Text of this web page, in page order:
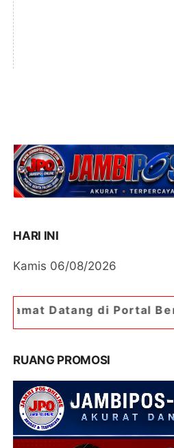
HARI INI
Kamis 06/08/2026
Portal Berita Jambipos
RUANG PROMOSI